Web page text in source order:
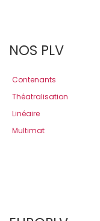
NOS PLV
Contenants
Théatralisation
Linéaire
Multimat